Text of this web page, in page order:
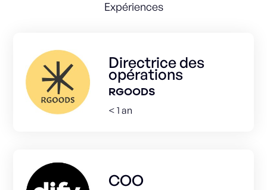
Expériences
Directrice des
opérations
RGOODS
< 1 an
COO